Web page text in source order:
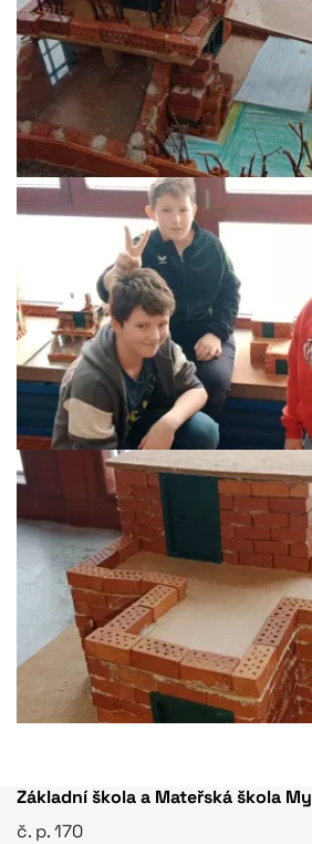
Základní škola a Mateřská škola
č. p. 170